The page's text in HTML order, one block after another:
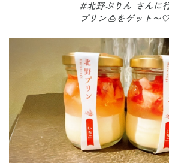
#北野ぷりん さんに
プリン🍮をゲット〜